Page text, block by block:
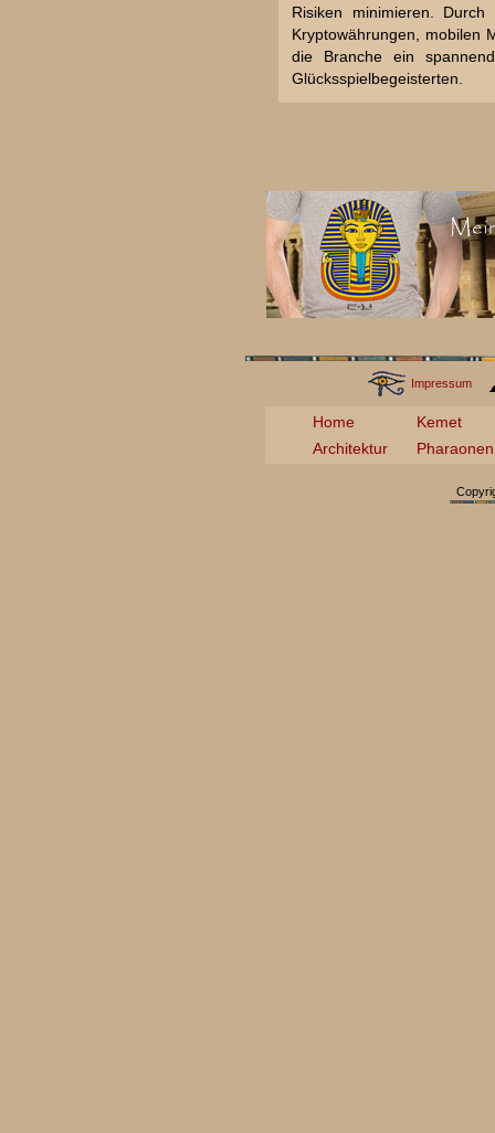
Risiken minimieren.
Kryptowährungen, mobilen
die Branche ein
Glücksspielbegeisterten.
Impressum
Home
Kemet
Architektur
Pharaonen